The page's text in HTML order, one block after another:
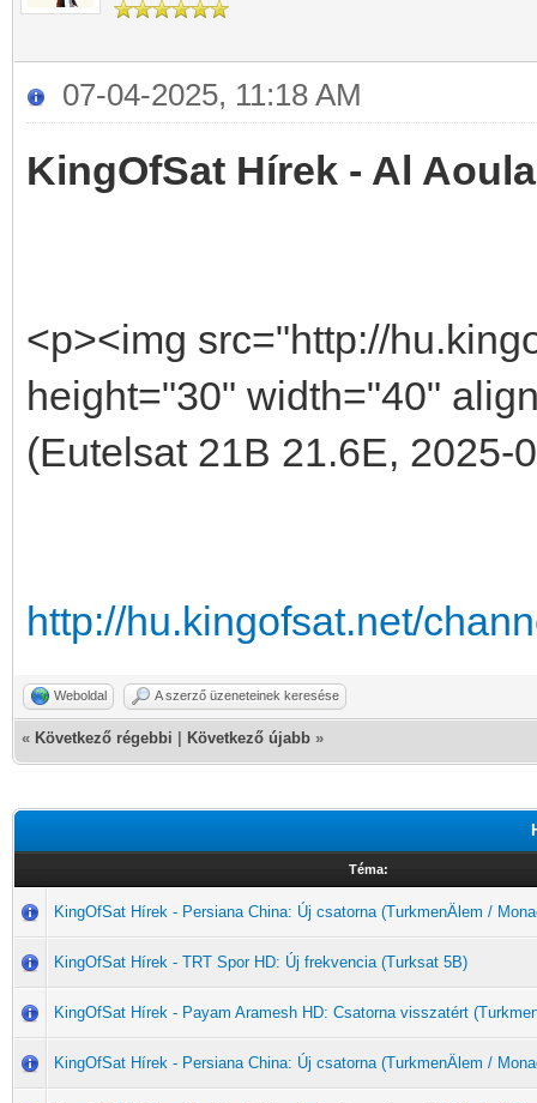
07-04-2025, 11:18 AM
KingOfSat Hírek - Al
<p><img src="http://
height="30" width="40"
(Eutelsat 21B 21.6E, 2025-
http://hu.kingofsat.net/
Weboldal A szerző üzeneteinek keresése
« Következő régebbi Következő újabb »
Téma:
KingOfSat Hírek - Persiana China: Új csatorna (TurkmenÄlem /
KingOfSat Hírek - TRT Spor HD: Új frekvencia (Turksat 5B)
KingOfSat Hírek - Payam Aramesh HD: Csatorna visszatért
KingOfSat Hírek - Persiana China: Új csatorna (TurkmenÄlem /